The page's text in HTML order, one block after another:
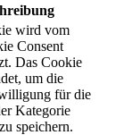
wird vom
Consent
Das Cookie
um die
für die
Kategorie
speichern.